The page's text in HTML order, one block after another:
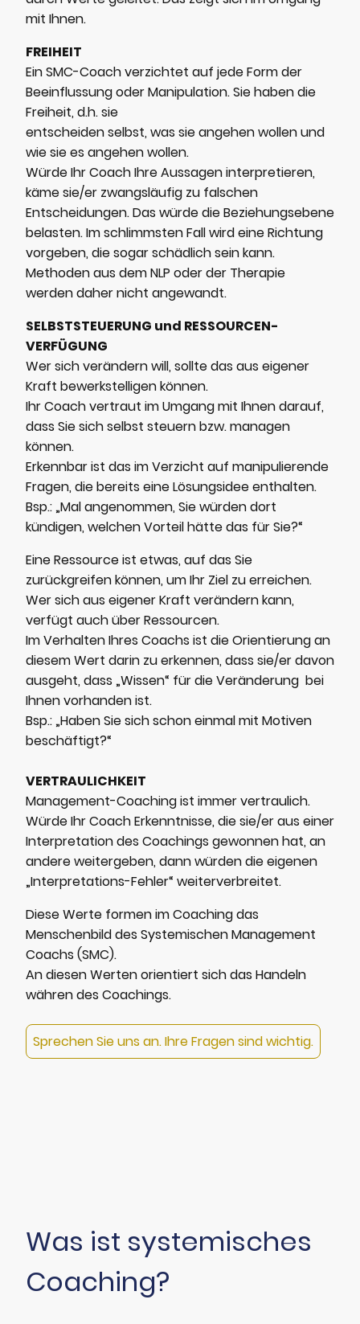
mit Ihnen.
FREIHEIT
Ein SMC-Coach verzichtet auf jede Form der
Beeinflussung oder Manipulation. Sie haben die
Freiheit, d.h. sie
entscheiden selbst, was sie angehen wollen und
wie sie es angehen wollen.
Würde Ihr Coach Ihre Aussagen interpretieren,
käme sie/er zwangsläufig zu falschen
Entscheidungen. Das würde die Beziehungsebene
belasten. Im schlimmsten Fall wird eine Richtung
vorgeben, die sogar schädlich sein kann.
Methoden aus dem NLP oder der Therapie
werden daher nicht angewandt.
SELBSTSTEUERUNG und RESSOURCEN-
VERFÜGUNG
Wer sich verändern will, sollte das aus eigener
Kraft bewerkstelligen können.
Ihr Coach vertraut im Umgang mit Ihnen darauf,
dass Sie sich selbst steuern bzw. managen
können.
Erkennbar ist das im Verzicht auf manipulierende
Fragen, die bereits eine Lösungsidee enthalten.
Bsp.: „Mal angenommen, Sie würden dort
kündigen, welchen Vorteil hätte das für Sie?“
Eine Ressource ist etwas, auf das Sie
zurückgreifen können, um Ihr Ziel zu erreichen.
Wer sich aus eigener Kraft verändern kann,
verfügt auch über Ressourcen.
Im Verhalten Ihres Coachs ist die Orientierung an
diesem Wert darin zu erkennen, dass sie/er davon
ausgeht, dass „Wissen“ für die Veränderung bei
Ihnen vorhanden ist.
Bsp.: „Haben Sie sich schon einmal mit Motiven
beschäftigt?“
VERTRAULICHKEIT
Management-Coaching ist immer vertraulich.
Würde Ihr Coach Erkenntnisse, die sie/er aus einer
Interpretation des Coachings gewonnen hat, an
andere weitergeben, dann würden die eigenen
„Interpretations-Fehler“ weiterverbreitet.
Diese Werte formen im Coaching das
Menschenbild des Systemischen Management
Coachs (SMC).
An diesen Werten orientiert sich das Handeln
währen des Coachings.
Sprechen Sie uns an. Ihre Fragen sind wichtig.
Was ist systemisches
Coaching?